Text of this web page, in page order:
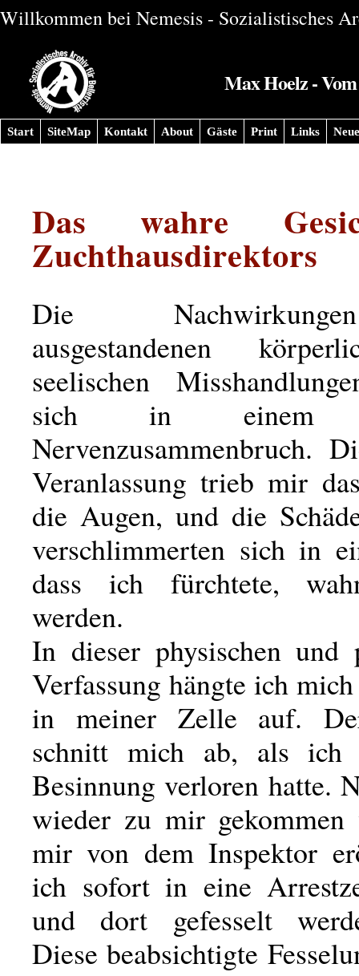
Willkommen bei Nemesis - Sozialistisches
Max Hoelz -
Start SiteMap Kontakt About Gäste Print Links
Das wahre
Zuchthausdirektors
Die
ausgestandenen
seelischen
sich in einem
Nervenzusammenbruch.
Veranlassung trieb mir
die Augen, und die
verschlimmerten sich in
dass ich fürchtete,
werden.
In dieser physischen und
Verfassung hängte ich
in meiner Zelle auf.
schnitt mich ab, als ich
Besinnung verloren hatte.
wieder zu mir gekommen
mir von dem Inspektor
ich sofort in eine
und dort gefesselt
Diese beabsichtigte